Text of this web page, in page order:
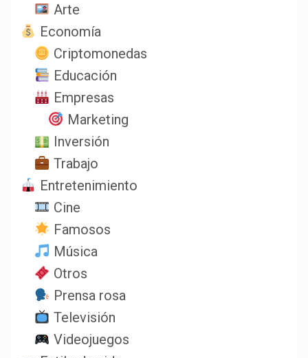
Arte
Economía
Criptomonedas
Educación
Empresas
Marketing
Inversión
Trabajo
Entretenimiento
Cine
Famosos
Música
Otros
Prensa rosa
Televisión
Videojuegos